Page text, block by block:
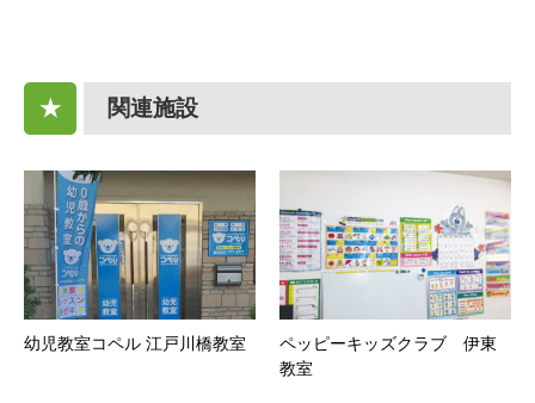
★ 関連施設
幼児教室コペル 江戸川橋教室
ペッピーキッズクラブ 伊東
教室